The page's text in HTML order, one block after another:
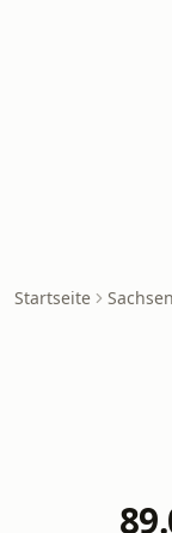
Startseite